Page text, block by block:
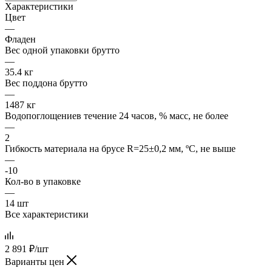
Характеристики
Цвет
—
Фладен
Вес одной упаковки брутто
—
35.4 кг
Вес поддона брутто
—
1487 кг
Водопоглощениев течение 24 часов, % масс, не более
—
2
Гибкость материала на брусе R=25±0,2 мм, ºС, не выше
—
-10
Кол-во в упаковке
—
14 шт
Все характеристики
2 891 ₽/шт
Варианты цен